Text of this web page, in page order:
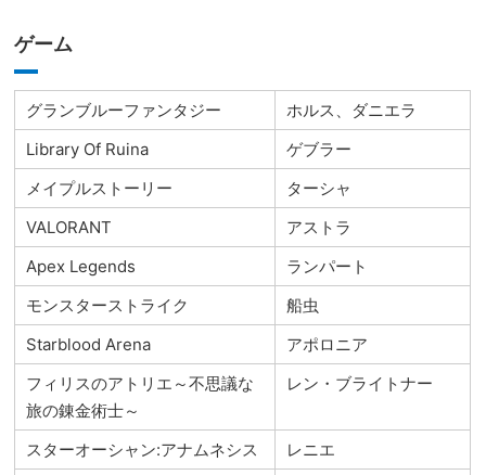
ゲーム
グランブルーファンタジー
ホルス、ダニエラ
Library Of Ruina
ゲブラー
メイプルストーリー
ターシャ
VALORANT
アストラ
Apex Legends
ランパート
モンスターストライク
船虫
Starblood Arena
アポロニア
フィリスのアトリエ～不思議な
旅の錬金術士～
レン・ブライトナー
スターオーシャン:アナムネシス
レニエ